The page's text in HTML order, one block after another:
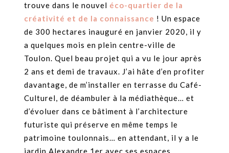
trouve dans le nouvel éco-quartier de la
créativité et de la connaissance ! Un espace
de 300 hectares inauguré en janvier 2020, il y
a quelques mois en plein centre-ville de
Toulon. Quel beau projet qui a vu le jour après
2 ans et demi de travaux. J’ai hâte d’en profiter
davantage, de m’installer en terrasse du Café-
Culturel, de déambuler à la médiathèque… et
d’évoluer dans ce bâtiment à l’architecture
futuriste qui préserve en même temps le
patrimoine toulonnais… en attendant, il y a le